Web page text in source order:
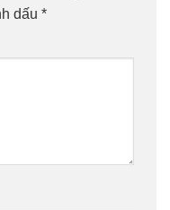
dấu *